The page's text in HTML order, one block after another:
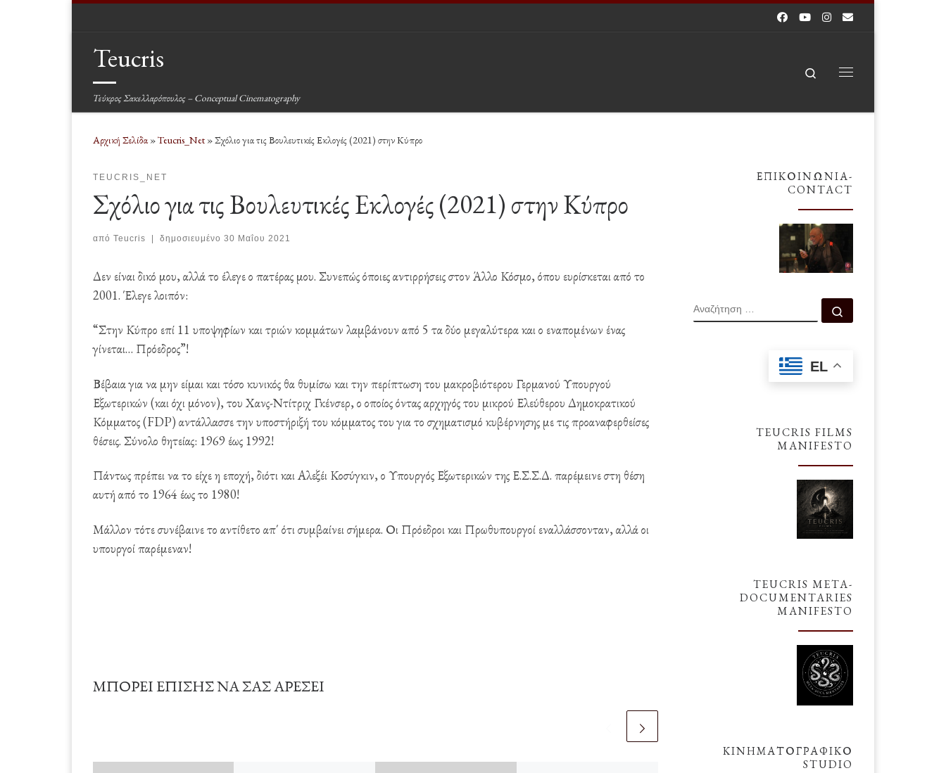
Teucris
Τεύκρος Σακελλαρόπουλος – Conceptual Cinematography
Search
Αρχική Σελίδα»Teucris_Net »Σχόλιο για τις Βουλευτικές Εκλογές (2021) στην Κύπρο
TEUCRIS_NET
Σχόλιο για τις Βουλευτικές Εκλογές (2021) στην Κύπρο
από Teucris | δημοσιευμένο 30 Μαΐου 2021
Δεν είναι δικό μου, αλλά το έλεγε ο πατέρας μου. Συνεπώς όποιες αντιρρήσεις στον Άλλο Κόσμο, όπου ευρίσκεται από το
2001. Έλεγε λοιπόν:
“Στην Κύπρο επί 11 υποψηφίων και τριών κομμάτων λαμβάνουν από 5 τα δύο μεγαλύτερα και ο εναπομένων ένας
γίνεται… Πρόεδρος”!
Βέβαια για να μην είμαι και τόσο κυνικός θα θυμίσω και την περίπτωση του μακροβιότερου Γερμανού Υπουργού
Εξωτερικών (και όχι μόνον), του Χανς-Ντίτριχ Γκένσερ, ο οποίος όντας αρχηγός του μικρού Ελεύθερου Δημοκρατικού
Κόμματος (FDP) αντάλλασσε την υποστήριξή του κόμματος του για το σχηματισμό κυβέρνησης με τις προαναφερθείσες
θέσεις. Σύνολο θητείας: 1969 έως 1992!
Πάντως πρέπει να το είχε η εποχή, διότι και Αλεξέι Κοσύγκιν, ο Υπουργός Εξωτερικών της Ε.Σ.Σ.Δ. παρέμεινε στη θέση
αυτή από το 1964 έως το 1980!
Μάλλον τότε συνέβαινε το αντίθετο απ΄ ότι συμβαίνει σήμερα. Οι Πρόεδροι και Πρωθυπουργοί εναλλάσσονταν, αλλά οι
υπουργοί παρέμεναν!
ΜΠΟΡΕΊ ΕΠΊΣΗΣ ΝΑ ΣΑΣ ΑΡΈΣΕΙ
ΕΠΙΚΟΙΝΩΝΊΑ-
CONTACT
ΑΝΑΖΉΤΗΣΗ
EL
TEUCRIS FILMS
MANIFESTO
TEUCRIS META-
DOCUMENTARIES
MANIFESTO
ΚΙΝΗΜΑΤΟΓΡΑΦΙΚΌ
STUDIO